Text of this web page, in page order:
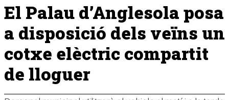
El Palau d’Anglesola posa
a disposició dels veïns un
cotxe elèctric compartit
de lloguer